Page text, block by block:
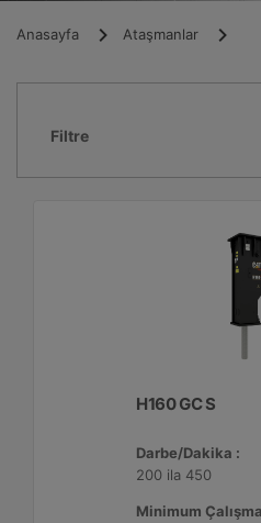
Anasayfa Ataşmanlar
Filtre
H160 GC S
Darbe/Dakika :
200 ila 450
Minimum Çalışma